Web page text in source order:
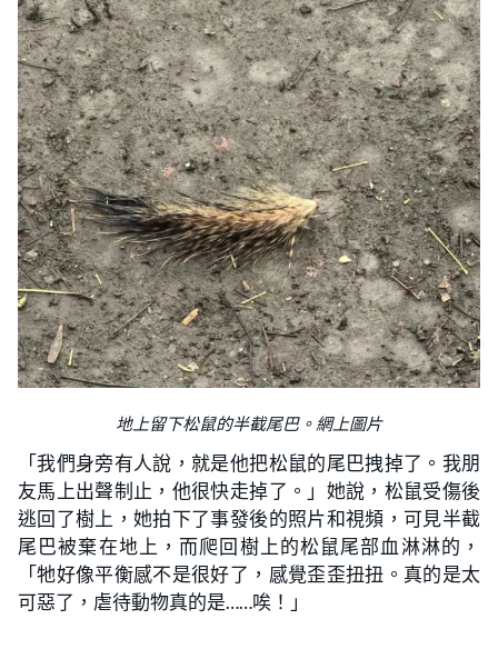
地上留下松鼠的半截尾巴。網上圖片
「我們身旁有人說，就是他把松鼠的尾巴拽掉了。我朋
友馬上出聲制止，他很快走掉了。」她說，松鼠受傷後
逃回了樹上，她拍下了事發後的照片和視頻，可見半截
尾巴被棄在地上，而爬回樹上的松鼠尾部血淋淋的，
「牠好像平衡感不是很好了，感覺歪歪扭扭。真的是太
可惡了，虐待動物真的是……唉！」